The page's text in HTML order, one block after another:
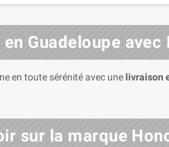
Guadeloupe avec
en toute sérénité avec une livraison
sur la marque